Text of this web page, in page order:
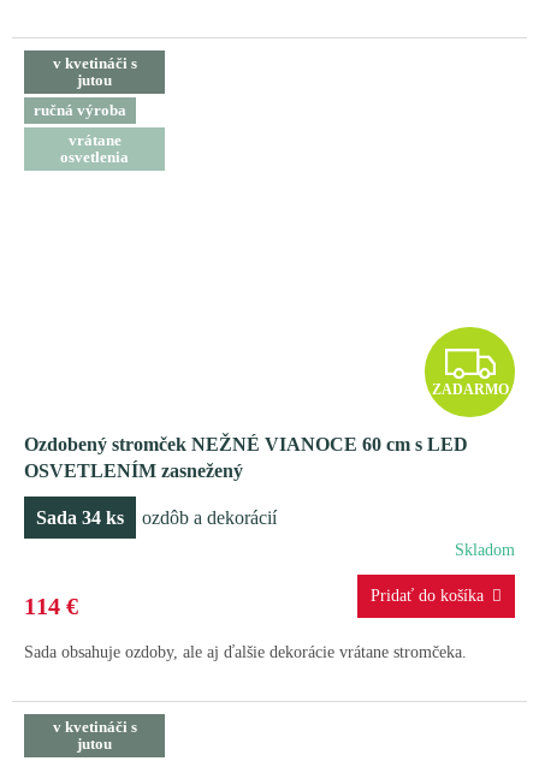
v kvetináči s
jutou
ručná výroba
vrátane
osvetlenia
Z
A
R
M
ZADARMO
Ozdobený stromček NEŽNÉ VIANOCE 60 cm s LED
OSVETLENÍM zasnežený
Sada 34 ks ozdôb a dekorácií
Skladom
114 €
Sada obsahuje ozdoby, ale aj ďalšie dekorácie vrátane stromčeka.
v kvetináči s
jutou